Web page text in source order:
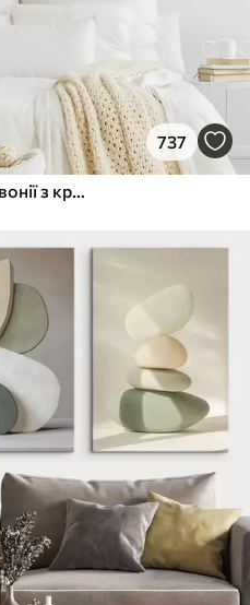
737
Крупний план білої квітки півонії з крапельками води на пелюстках на розмитому фоні